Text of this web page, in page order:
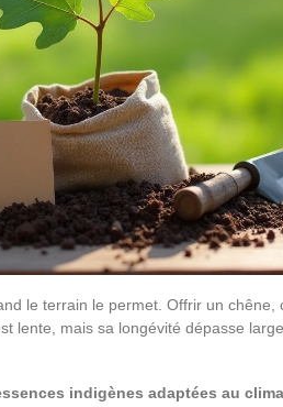
le terrain le permet. Offrir un chêne,
lente, mais sa longévité dépasse
indigènes adaptées au